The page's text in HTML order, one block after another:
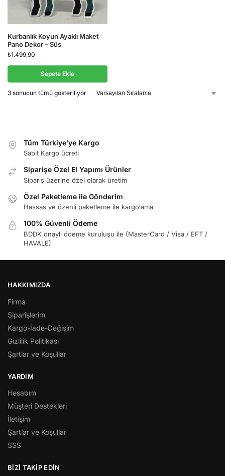
Kurbanlık Koyun Ayaklı Maket
Pano Dekor – Süs
₺1.499,90
Sepete Ekle
3 sonucun tümü gösteriliyor
Tüm Türkiye’ye Kargo
Sabit Kargo ücreti
Siparişe Özel El Yapımı Ürünler
Sipariş üzerine özel olarak üretim
Özel Paketleme ile Gönderim
Hassas ve özenli paketleme ile kargolama
100% Güvenli Ödeme
BDDK onaylı ödeme kuruluşu ile (MasterCard / Visa / EFT /
HAVALE)
HAKKIMIZDA
Firma
Siparişlerim
Kargo-İade-Değişim
Gizlilik Politikası
Şartlar ve Koşullar
YARDIM
Hesabım
Müşteri Destekleri
İletişim
Şartlar ve Koşullar
SSS
BİZİ TAKİP EDİN